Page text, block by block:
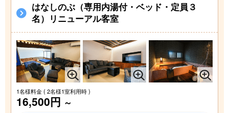
はなしのぶ（専用内湯付・ベッド・定員３
名）リニューアル客室
1名様料金( 2名様1室利用時 )
16,500円 ～